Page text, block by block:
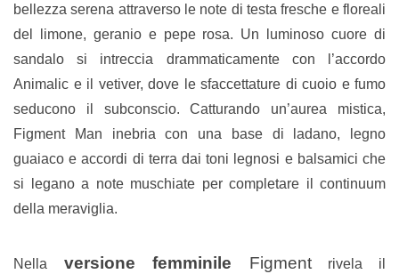
bellezza serena attraverso le note di testa fresche e floreali
del limone, geranio e pepe rosa. Un luminoso cuore di
sandalo si intreccia drammaticamente con l’accordo
Animalic e il vetiver, dove le sfaccettature di cuoio e fumo
seducono il subconscio. Catturando un’aurea mistica,
Figment Man inebria con una base di ladano, legno
guaiaco e accordi di terra dai toni legnosi e balsamici che
si legano a note muschiate per completare il continuum
della meraviglia.
Nella versione femminile Figmentrivela il